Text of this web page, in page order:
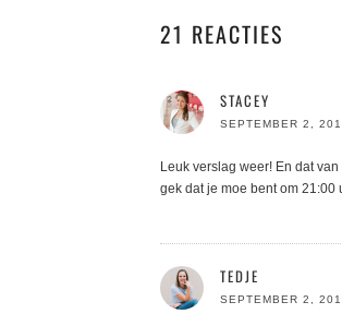
21 REACTIES
STACEY
SEPTEMBER 2,
Leuk verslag weer! En dat
gek dat je moe bent om 21:00
TEDJE
SEPTEMBER 2,